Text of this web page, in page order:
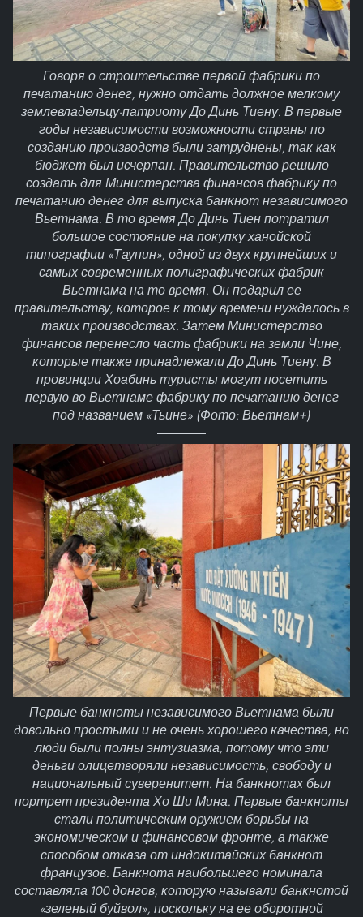
Говоря о строительстве первой фабрики по
печатанию денег, нужно отдать должное мелкому
землевладельцу-патриоту До Динь Тиену. В первые
годы независимости возможности страны по
созданию производств были затруднены, так как
бюджет был исчерпан. Правительство решило
создать для Министерства финансов фабрику по
печатанию денег для выпуска банкнот независимого
Вьетнама. В то время До Динь Тиен потратил
большое состояние на покупку ханойской
типографии «Таупин», одной из двух крупнейших и
самых современных полиграфических фабрик
Вьетнама на то время. Он подарил ее
правительству, которое к тому времени нуждалось в
таких производствах. Затем Министерство
финансов перенесло часть фабрики на земли Чине,
которые также принадлежали До Динь Тиену. В
провинции Хоабинь туристы могут посетить
первую во Вьетнаме фабрику по печатанию денег
под названием «Тьине» (Фото: Вьетнам+)
Первые банкноты независимого Вьетнама были
довольно простыми и не очень хорошего качества, но
люди были полны энтузиазма, потому что эти
деньги олицетворяли независимость, свободу и
национальный суверенитет. На банкнотах был
портрет президента Хо Ши Мина. Первые банкноты
стали политическим оружием борьбы на
экономическом и финансовом фронте, а также
способом отказа от индокитайских банкнот
французов. Банкнота наибольшего номинала
составляла 100 донгов, которую называли банкнотой
«зеленый буйвол», поскольку на ее оборотной